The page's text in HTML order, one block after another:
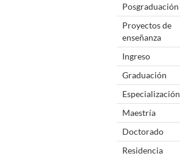
Posgraduación
Proyectos de
enseñanza
Ingreso
Graduación
Especialización
Maestría
Doctorado
Residencia